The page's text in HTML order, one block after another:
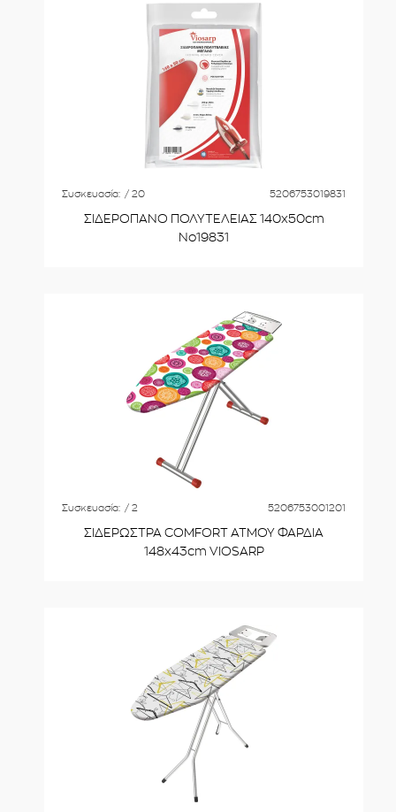
Συσκευασία: / 20 5206753019831
ΣΙΔΕΡΟΠΑΝΟ ΠΟΛΥΤΕΛΕΙΑΣ 140x50cm
No19831
Συσκευασία: / 2 5206753001201
ΣΙΔΕΡΩΣΤΡΑ COMFORT ATMOY ΦΑΡΔΙΑ
148x43cm VIOSARP